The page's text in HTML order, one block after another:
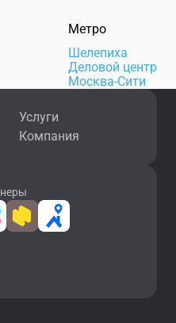
Метро
Шелепиха
Деловой центр
Москва-Сити
Услуги
Компания